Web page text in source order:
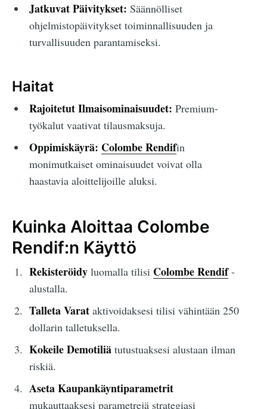
Jatkuvat Päivitykset: Säännölliset
ohjelmistopäivitykset toiminnallisuuden ja
turvallisuuden parantamiseksi.
Haitat
Rajoitetut Ilmaisominaisuudet: Premium-
työkalut vaativat tilausmaksuja.
Oppimiskäyrä: Colombe Rendifin
monimutkaiset ominaisuudet voivat olla
haastavia aloittelijoille aluksi.
Kuinka Aloittaa Colombe
Rendif:n Käyttö
Rekisteröidyluomalla tilisi Colombe Rendif-
alustalla.
Talleta Varataktivoidaksesi tilisi vähintään 250
dollarin talletuksella.
Kokeile Demotiliätutustuaksesi alustaan ilman
riskiä.
Aseta Kaupankäyntiparametrit
mukauttaaksesi parametrejä strategiasi